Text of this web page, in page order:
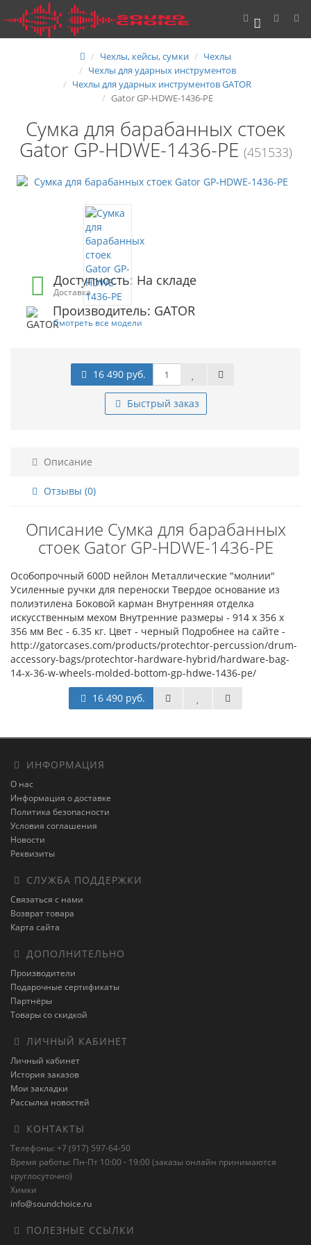
0
Чехлы, кейсы, сумки
Чехлы
Чехлы для ударных инструментов
Чехлы для ударных инструментов GATOR
Gator GP-HDWE-1436-PE
Cумка для барабанных стоек
Gator GP-HDWE-1436-PE (451533)
Доступность: На складе
Доставка
Производитель: GATOR
Смотреть все модели
16 490 руб.
Быстрый заказ
Описание
Отзывы (0)
Описание Cумка для барабанных
стоек Gator GP-HDWE-1436-PE
Особопрочный 600D нейлон Металлические "молнии"
Усиленные ручки для переноски Твердое основание из
полиэтилена Боковой карман Внутренняя отделка
искусственным мехом Внутренние размеры - 914 х 356 х
356 мм Вес - 6.35 кг. Цвет - черный Подробнее на сайте -
http://gatorcases.com/products/protechtor-percussion/drum-
accessory-bags/protechtor-hardware-hybrid/hardware-bag-
14-x-36-w-wheels-molded-bottom-gp-hdwe-1436-pe/
16 490 руб.
ИНФОРМАЦИЯ
О нас
Информация о доставке
Политика безопасности
Условия соглашения
Новости
Реквизиты
СЛУЖБА ПОДДЕРЖКИ
Связаться с нами
Возврат товара
Карта сайта
ДОПОЛНИТЕЛЬНО
Производители
Подарочные сертификаты
Партнёры
Товары со скидкой
ЛИЧНЫЙ КАБИНЕТ
Личный кабинет
История заказов
Мои закладки
Рассылка новостей
КОНТАКТЫ
Телефоны: +7 (917) 597-64-50
Время работы: Пн-Пт 10:00 - 19:00 (заказы онлайн принимаются
круглосуточно)
Химки
info@soundchoice.ru
ПОЛЕЗНЫЕ ССЫЛКИ